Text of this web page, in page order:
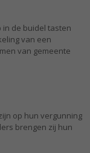
in de buidel tasten
van een
van gemeente
op hun vergunning
brengen zij hun